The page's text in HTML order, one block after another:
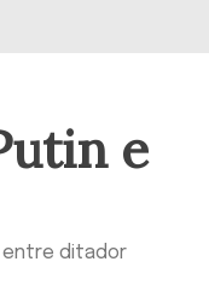
e
entre ditador